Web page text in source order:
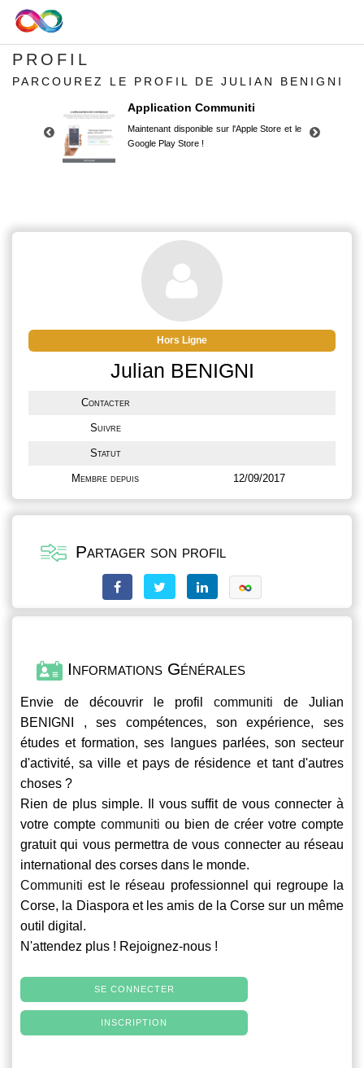
PROFIL
PARCOUREZ LE PROFIL DE JULIAN BENIGNI
Application Communiti
Maintenant disponible sur l'Apple Store et le
Google Play Store !
Google Play Store !
Hors Ligne
Julian BENIGNI
Contacter
Suivre
Statut
Membre depuis 12/09/2017
Partager son profil
Informations Générales
Envie de découvrir le profil communiti de Julian
BENIGNI , ses compétences, son expérience, ses
études et formation, ses langues parlées, son secteur
d'activité, sa ville et pays de résidence et tant d'autres
choses ?
Rien de plus simple. Il vous suffit de vous connecter à
votre compte communiti ou bien de créer votre compte
gratuit qui vous permettra de vous connecter au réseau
international des corses dans le monde.
Communiti est le réseau professionnel qui regroupe la
Corse, la Diaspora et les amis de la Corse sur un même
outil digital.
N'attendez plus ! Rejoignez-nous !
SE CONNECTER
INSCRIPTION